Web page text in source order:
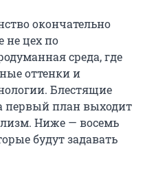
окончательно
не цех по
среда, где
оттенки и
Блестящие
первый план выходит
Ниже — восемь
будут задавать